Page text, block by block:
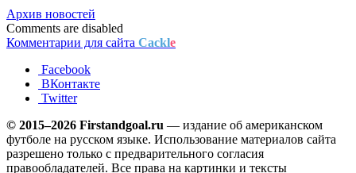
Архив новостей
Comments are disabled
Комментарии для сайта Cackle
Facebook
ВКонтакте
Twitter
© 2015–2026 Firstandgoal.ru — издание об американском
футболе на русском языке. Использование материалов cайта
разрешено только с предварительного согласия
правообладателей. Все права на картинки и тексты